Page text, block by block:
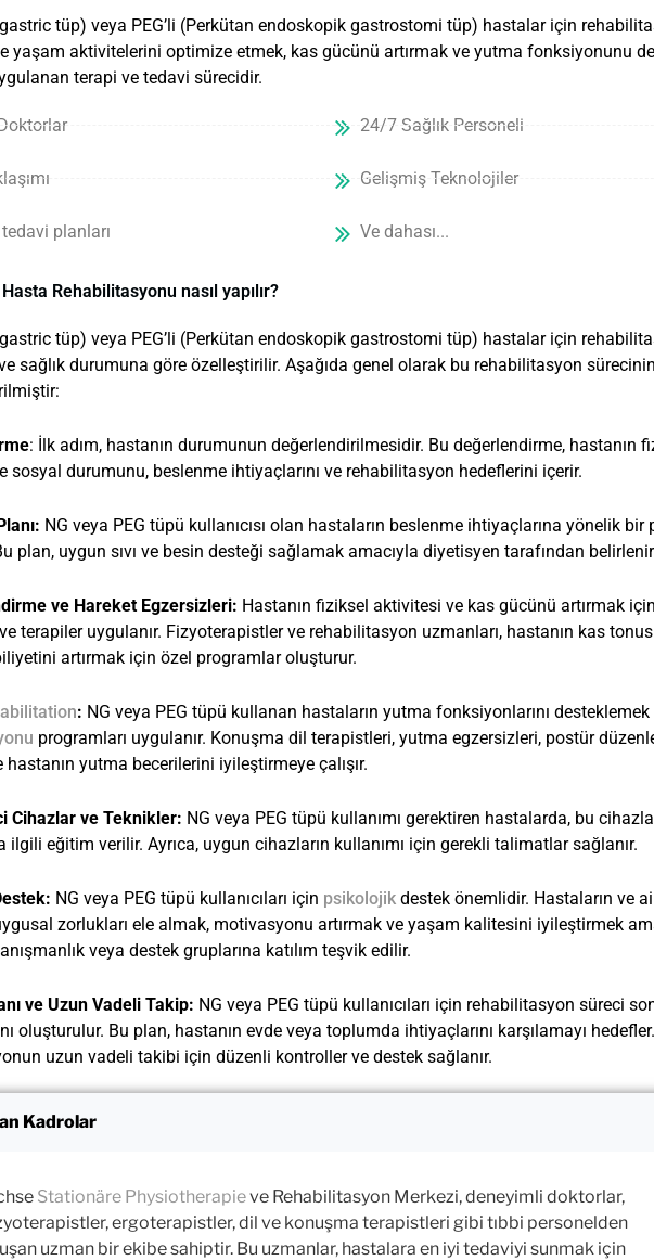
tüp) veya PEG’li (Perkütan endoskopik gastrostomi tüp) hastalar için
yaşam aktivitelerini optimize etmek, kas gücünü artırmak ve yutma fonksiyonunu
terapi ve tedavi sürecidir.
planları
24/7 Sağlık Personeli
Gelişmiş Teknolojiler
Ve dahası...
Rehabilitasyonu nasıl yapılır?
tüp) veya PEG’li (Perkütan endoskopik gastrostomi tüp) hastalar için
sağlık durumuna göre özelleştirilir. Aşağıda genel olarak bu rehabilitasyon
: İlk adım, hastanın durumunun değerlendirilmesidir. Bu değerlendirme, hastanın
sosyal durumunu, beslenme ihtiyaçlarını ve rehabilitasyon hedeflerini içerir.
NG veya PEG tüpü kullanıcısı olan hastaların beslenme ihtiyaçlarına yönelik bir
plan, uygun sıvı ve besin desteği sağlamak amacıyla diyetisyen tarafından
ve Hareket Egzersizleri: Hastanın fiziksel aktivitesi ve kas gücünü artırmak
terapiler uygulanır. Fizyoterapistler ve rehabilitasyon uzmanları, hastanın kas
artırmak için özel programlar oluşturur.
: NG veya PEG tüpü kullanan hastaların yutma fonksiyonlarını
programları uygulanır. Konuşma dil terapistleri, yutma egzersizleri, postür
yutma becerilerini iyileştirmeye çalışır.
Cihazlar ve Teknikler: NG veya PEG tüpü kullanımı gerektiren hastalarda, bu
ilgili eğitim verilir. Ayrıca, uygun cihazların kullanımı için gerekli talimatlar sağlanır.
NG veya PEG tüpü kullanıcıları için psikolojik destek önemlidir. Hastaların ve
zorlukları ele almak, motivasyonu artırmak ve yaşam kalitesini iyileştirmek
veya destek gruplarına katılım teşvik edilir.
ve Uzun Vadeli Takip: NG veya PEG tüpü kullanıcıları için rehabilitasyon süreci
oluşturulur. Bu plan, hastanın evde veya toplumda ihtiyaçlarını karşılamayı
uzun vadeli takibi için düzenli kontroller ve destek sağlanır.
Kadrolar
Stationäre Physiotherapieve Rehabilitasyon Merkezi, deneyimli doktorlar,
ergoterapistler, dil ve konuşma terapistleri gibi tıbbi personelden
uzman bir ekibe sahiptir. Bu uzmanlar, hastalara en iyi tedaviyi sunmak için